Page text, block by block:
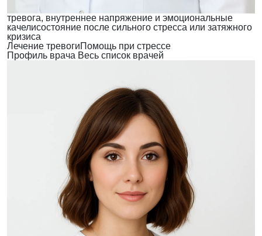
тревога, внутреннее напряжение и эмоциональные
качелисостояние после сильного стресса или затяжного
кризиса
Лечение тревогиПомощь при стрессе
Профиль врача Весь список врачей